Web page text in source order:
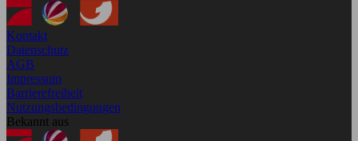
Kontakt
Datenschutz
AGB
Impressum
Barrierefreiheit
Nutzungsbedingungen
Bekannt aus